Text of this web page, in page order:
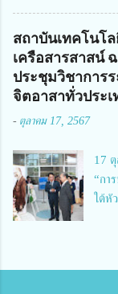
รมการฯ 1.นายวณิชา
การวิทยาลัยสารพัดช่า
การวิทยาลัยการอาชีพ
การอาชีพรัตนประสิทธิ์
เกษตรและเทคโนโลยีพิ
8.นายณัฐกฤต ภูทวี รอ
ยาวนาน มีบุคลากร นัก
สถาบันเทคโนโ
เครือสารสาสน์
ประชุมวิชาการ
จิตอาสาทั่วประเ
- ตุลาคม 17, 2567
17
“กา
ใต้หั